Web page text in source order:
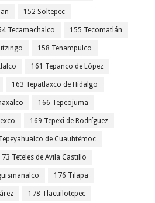
152 Soltepec
Tecamachalco 155 Tecomatlán
158 Tenampulco
161 Tepanco de López
163 Tepatlaxco de Hidalgo
166 Tepeojuma
169 Tepexi de Rodríguez
de Cuauhtémoc
Teteles de Avila Castillo
176 Tilapa
178 Tlacuilotepec